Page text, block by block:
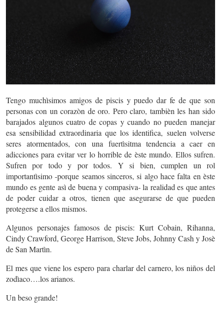
Tengo muchìsimos amigos de piscis y puedo dar fe de que son
personas con un corazòn de oro. Pero claro, tambièn les han sido
barajados algunos cuatro de copas y cuando no pueden manejar
esa sensibilidad extraordinaria que los identifica, suelen volverse
seres atormentados, con una fuertìsitma tendencia a caer en
adicciones para evitar ver lo horrible de èste mundo. Ellos sufren.
Sufren por todo y por todos. Y si bien, cumplen un rol
importantìsimo -porque seamos sinceros, si algo hace falta en èste
mundo es gente asì de buena y compasiva- la realidad es que antes
de poder cuidar a otros, tienen que asegurarse de que pueden
protegerse a ellos mismos.
Algunos personajes famosos de piscis: Kurt Cobain, Rihanna,
Cindy Crawford, George Harrison, Steve Jobs, Johnny Cash y Josè
de San Martìn.
El mes que viene los espero para charlar del carnero, los niños del
zodìaco….los arianos.
Un beso grande!